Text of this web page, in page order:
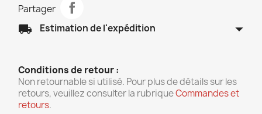
Partager
local_shipping Estimation de l'expédition arrow_drop_down
Conditions de retour :
Non retournable si utilisé. Pour plus de détails sur les
retours, veuillez consulter la rubriqueCommandes et
retours.